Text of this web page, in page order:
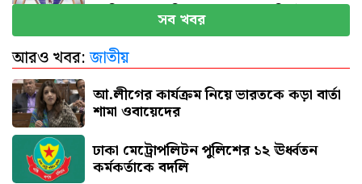
সব বিমানবন্দরে নিরাপত্তা জোরদারের নির্দেশ
এসএসসি পরীক্ষার ফল প্রকাশের তারিখ ঘোষণা
সব খবর
আরও খবর:জাতীয়
আ.লীগের কার্যক্রম নিয়ে ভারতকে কড়া বার্তা
শামা ওবায়েদের
ঢাকা মেট্রোপলিটন পুলিশের ১২ ঊর্ধ্বতন
কর্মকর্তাকে বদলি